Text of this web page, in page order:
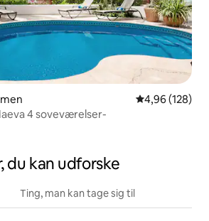
4,96 ud af 5 i
4,96 (128)
4 soveværelser-
du kan udforske
Ting, man kan tage sig til